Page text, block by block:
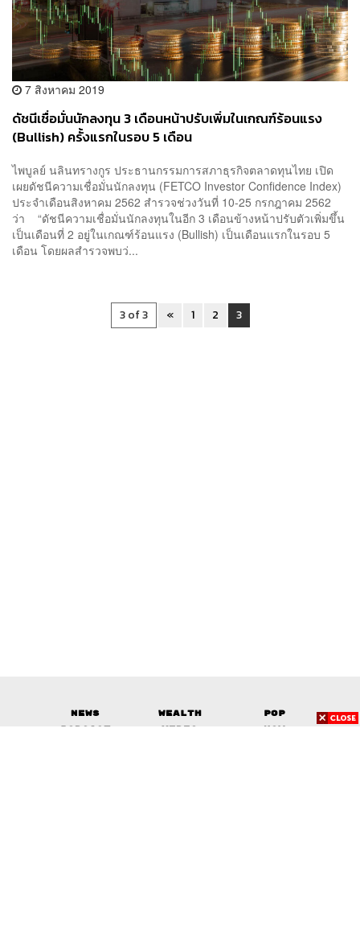
7 สิงหาคม 2019
ดัชนีเชื่อมั่นนักลงทุน 3 เดือนหน้าปรับเพิ่มในเกณฑ์ร้อนแรง
(Bullish) ครั้งแรกในรอบ 5 เดือน
ไพบูลย์ นลินทรางกูร ประธานกรรมการสภาธุรกิจตลาดทุนไทย เปิด
เผยดัชนีความเชื่อมั่นนักลงทุน (FETCO Investor Confidence Index)
ประจำเดือนสิงหาคม 2562 สำรวจช่วงวันที่ 10-25 กรกฎาคม 2562
ว่า “ดัชนีความเชื่อมั่นนักลงทุนในอีก 3 เดือนข้างหน้าปรับตัวเพิ่มขึ้น
เป็นเดือนที่ 2 อยู่ในเกณฑ์ร้อนแรง (Bullish) เป็นเดือนแรกในรอบ 5
เดือน โดยผลสำรวจพบว่...
3 of 3 « 1 2 3
News Wealth
Pop
Podcast
Video
Now